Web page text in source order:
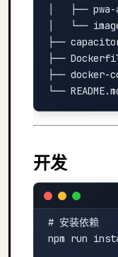
│   ├── pwa-
│   └──
├──
├──
├── docker-
开发
# 安装依赖
npm run